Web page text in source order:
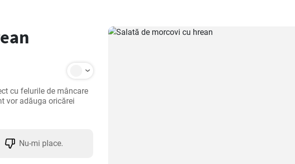
cu felurile de mâncare
vor adăuga oricărei
Nu-mi place.